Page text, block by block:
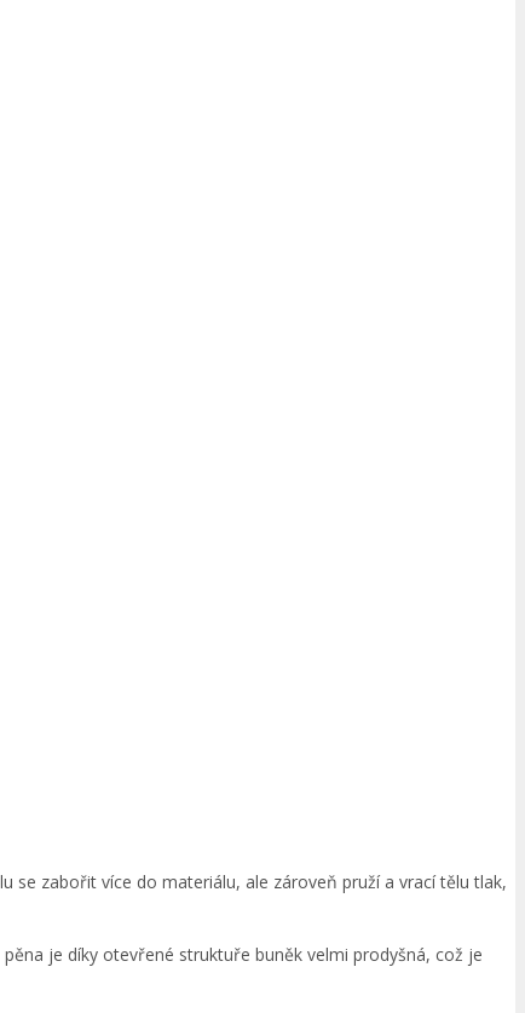
se zabořit více do materiálu, ale zároveň pruží a vrací tělu tlak,
je díky otevřené struktuře buněk velmi prodyšná, což je